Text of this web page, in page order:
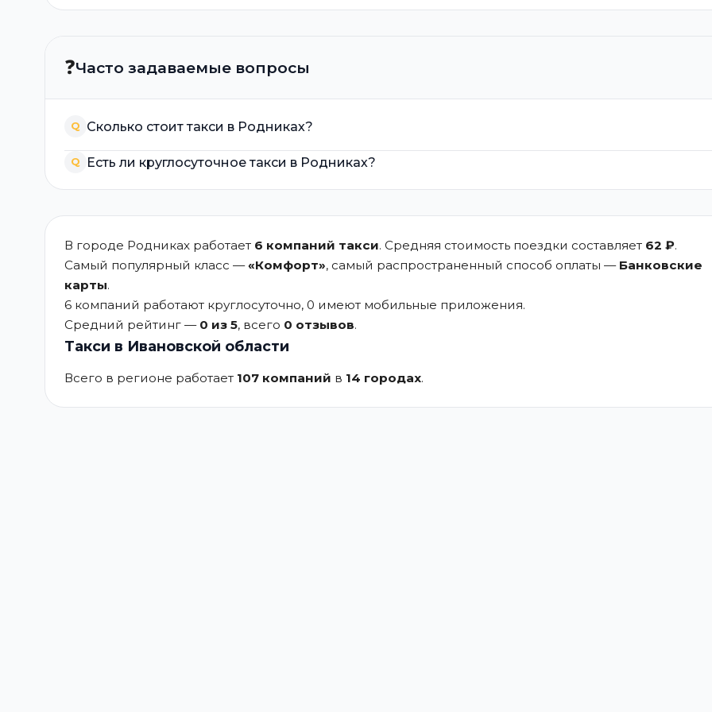
❓Часто задаваемые вопросы
Q Сколько стоит такси в Родниках?
Q Есть ли круглосуточное такси в Родниках?
В городе Родниках работает 6 компаний такси. Средняя стоимость поездки составляет 62 ₽.
Самый популярный класс —«Комфорт», самый распространенный способ оплаты — Банковские
карты.
6 компаний работают круглосуточно, 0 имеют мобильные приложения.
Средний рейтинг — 0 из 5, всего 0 отзывов.
Такси в Ивановской области
Всего в регионе работает 107 компаний в 14 городах.